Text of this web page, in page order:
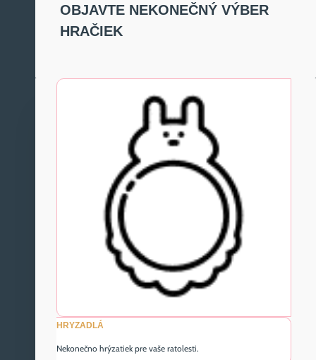
OBJAVTE NEKONEČNÝ VÝBER
HRAČIEK
HRYZADLÁ
Nekonečno hrýzatiek pre vaše ratolesti.